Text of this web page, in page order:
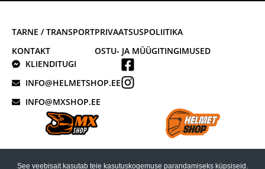
TARNE / TRANSPORT
KONTAKT
PRIVAATSUSPOLIITIKA
OSTU- JA MÜÜGITINGIMUSED
KLIENDITUGI
INFO@HELMETSHOP.EE
INFO@MXSHOP.EE
See veebisait kasutab teie kasutuskogemuse parandamiseks küpsiseid.